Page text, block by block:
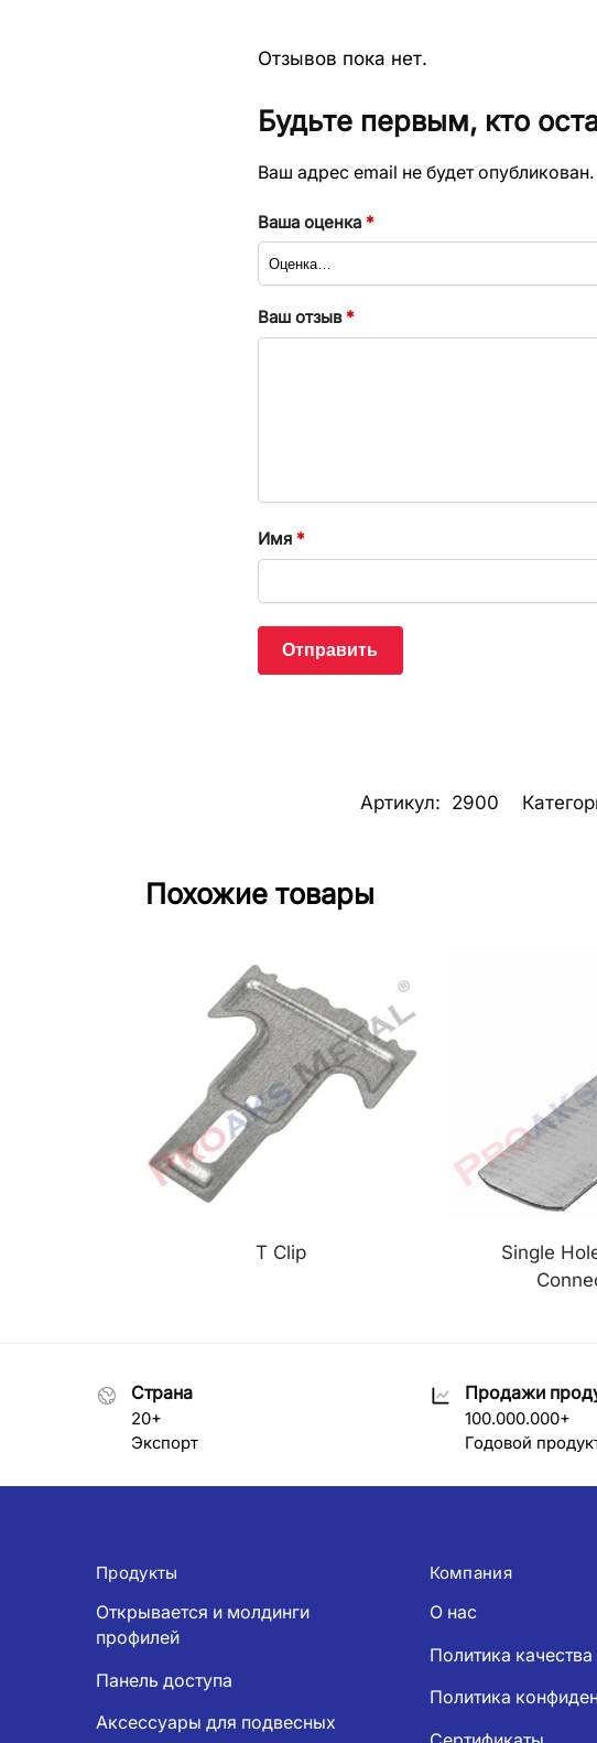
Отзывов пока нет.
Будьте первым, кто
Ваш адрес email не будет опубликован.
Ваша оценка *
Ваш отзыв*
Имя *
Артикул: 2900
Похожие товары
T Clip
Single
Страна
20+
Экспорт
Продажи
100.000.000+
Годовой
Продукты
Открывается и молдинги
профилей
Панель доступа
Аксессуары для подвесных
Компания
О нас
Политика качества
Политика